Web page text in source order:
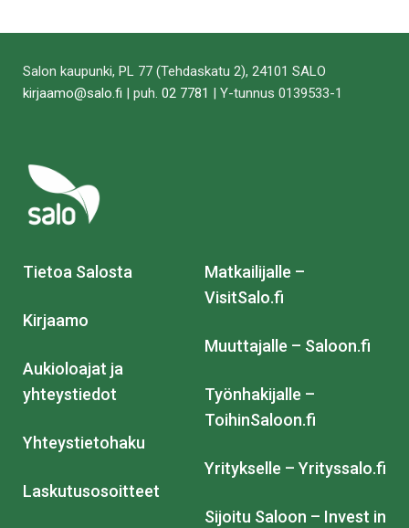
Salon kaupunki, PL 77 (Tehdaskatu 2), 24101 SALO
kirjaamo@salo.fi | puh. 02 7781 | Y-tunnus 0139533-1
Tietoa Salosta
Kirjaamo
Aukioloajat ja
yhteystiedot
Yhteystietohaku
Laskutusosoitteet
Matkailijalle –
VisitSalo.fi
Muuttajalle – Saloon.fi
Työnhakijalle –
ToihinSaloon.fi
Yritykselle – Yrityssalo.fi
Sijoitu Saloon – Invest in